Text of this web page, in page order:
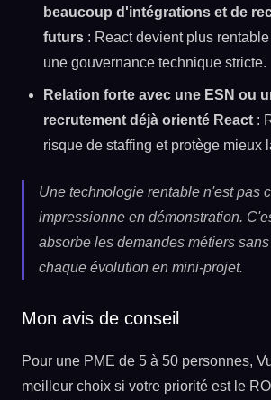
beaucoup d'intégrations et de
futurs : React devient plus
une gouvernance technique stricte.
Relation forte avec une ESN ou
recrutement déjà orienté React :
risque de staffing et protège mieux
Une technologie rentable n'est pas
impressionne en démonstration.
absorbe les demandes métiers
chaque évolution en mini-projet.
Mon avis de conseil
Pour une PME de 5 à 50 personnes,
meilleur choix si votre priorité est le